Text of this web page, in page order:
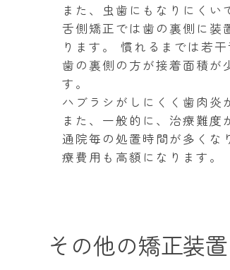
また、虫歯にもなりにくい
舌側矯正では歯の裏側に装
ります。 慣れるまでは若
歯の裏側の方が接着面積が
す。
ハブラシがしにくく歯肉炎
また、一般的に、治療難度
通院毎の処置時間が多くな
療費用も高額になります。
その他の矯正装